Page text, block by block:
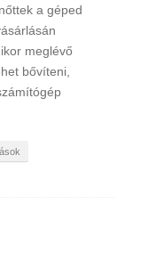
a géped
meglévő
bővíteni,